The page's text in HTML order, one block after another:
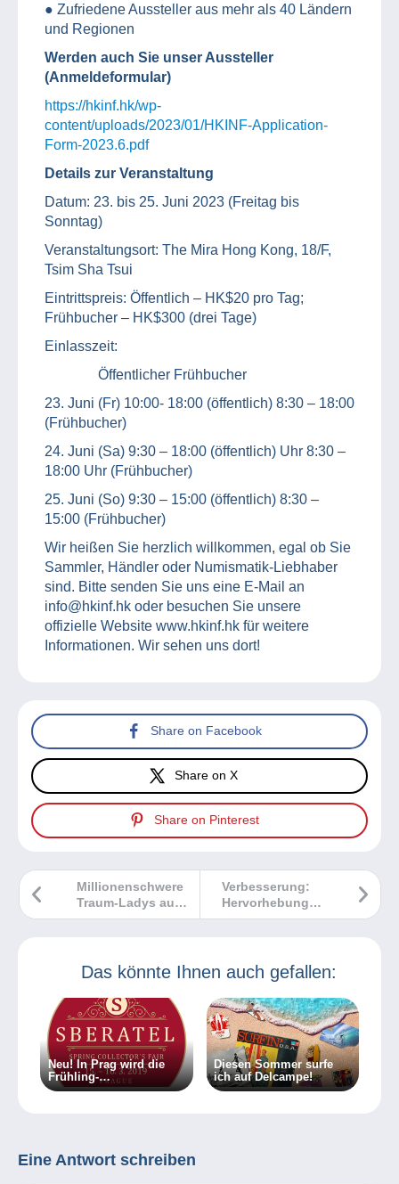
● Zufriedene Aussteller aus mehr als 40 Ländern
und Regionen
Werden auch Sie unser Aussteller
(Anmeldeformular)
https://hkinf.hk/wp-
content/uploads/2023/01/HKINF-Application-
Form-2023.6.pdf
Details zur Veranstaltung
Datum: 23. bis 25. Juni 2023 (Freitag bis
Sonntag)
Veranstaltungsort: The Mira Hong Kong, 18/F,
Tsim Sha Tsui
Eintrittspreis: Öffentlich – HK$20 pro Tag;
Frühbucher – HK$300 (drei Tage)
Einlasszeit:
Öffentlicher Frühbucher
23. Juni (Fr) 10:00- 18:00 (öffentlich) 8:30 – 18:00
(Frühbucher)
24. Juni (Sa) 9:30 – 18:00 (öffentlich) Uhr 8:30 –
18:00 Uhr (Frühbucher)
25. Juni (So) 9:30 – 15:00 (öffentlich) 8:30 –
15:00 (Frühbucher)
Wir heißen Sie herzlich willkommen, egal ob Sie
Sammler, Händler oder Numismatik-Liebhaber
sind. Bitte senden Sie uns eine E-Mail an
info@hkinf.hk oder besuchen Sie unsere
offizielle Website www.hkinf.hk für weitere
Informationen. Wir sehen uns dort!
Share on Facebook
Share on X
Share on Pinterest
Verbesserung:
Hervorhebung
bestimmter
Website
Millionenschwere
Traum-Ladys aus
dem Inselparadies
Das könnte Ihnen auch gefallen:
Neu! In Prag wird die
Frühling-
Sberatel/Sammler-Messe
Diesen Sommer surfe
ich auf Delcampe!
Eine Antwort schreiben